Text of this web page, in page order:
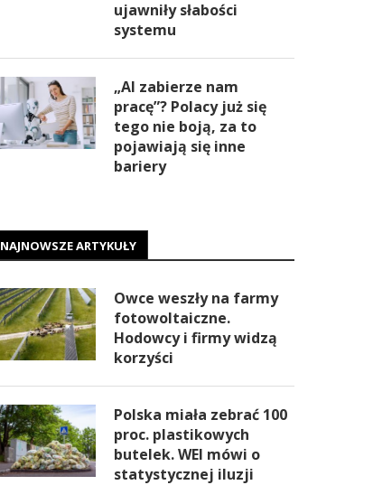
ujawniły słabości
systemu
„AI zabierze nam
pracę”? Polacy już się
tego nie boją, za to
pojawiają się inne
bariery
NAJNOWSZE ARTYKUŁY
Owce weszły na farmy
fotowoltaiczne.
Hodowcy i firmy widzą
korzyści
Polska miała zebrać 100
proc. plastikowych
butelek. WEI mówi o
statystycznej iluzji